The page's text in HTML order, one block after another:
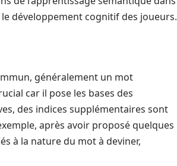
développement cognitif des joueurs.
généralement un mot
car il pose les bases des
des indices supplémentaires sont
après avoir proposé quelques
à la nature du mot à deviner,